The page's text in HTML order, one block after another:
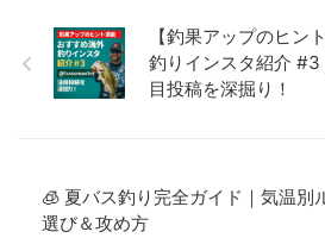
【釣果アップのヒン
釣りインスタ紹介
目投稿を深掘り！
🧊 夏バス釣り完全ガイド｜気温別
選び＆攻め方